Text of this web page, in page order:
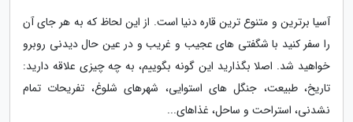
آسیا برترین و متنوع ترین قاره دنیا است. از این لحاظ که به هر جای آن
را سفر کنید با شگفتی های عجیب و غریب و در عین حال دیدنی روبرو
خواهید شد. اصلا بگذارید این گونه بگوییم، به چه چیزی علاقه دارید:
تاریخ، طبیعت، جنگل های استوایی، شهرهای شلوغ، تفریحات تمام
نشدنی، استراحت و ساحل، غذاهای...